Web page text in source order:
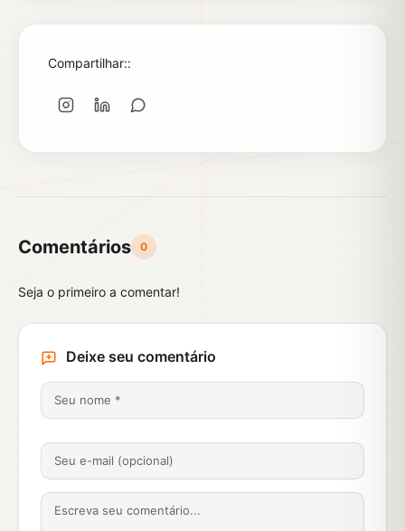
Compartilhar::
Comentários 0
Seja o primeiro a comentar!
Deixe seu comentário